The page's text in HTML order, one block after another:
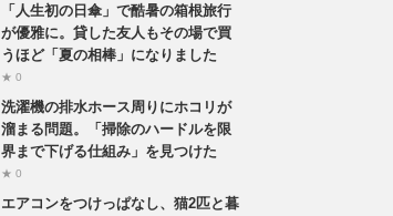
「人生初の日傘」で酷暑の箱根旅行
が優雅に。貸した友人もその場で買
うほど「夏の相棒」になりました
★ 0
洗濯機の排水ホース周りにホコリが
溜まる問題。「掃除のハードルを限
界まで下げる仕組み」を見つけた
★ 0
エアコンをつけっぱなし、猫2匹と暮